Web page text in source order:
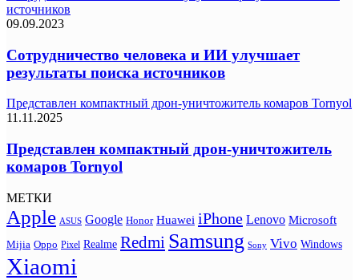
источников
09.09.2023
Cотрудничество человека и ИИ улучшает
результаты поиска источников
Представлен компактный дрон-уничтожитель комаров Tornyol
11.11.2025
Представлен компактный дрон-уничтожитель
комаров Tornyol
МЕТКИ
Apple ASUS Google Honor Huawei iPhone Lenovo Microsoft
Mijia Oppo Pixel Realme Redmi Samsung Sony Vivo Windows
Xiaomi